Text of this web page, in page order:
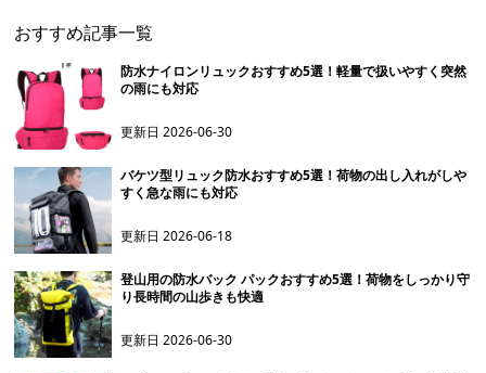
おすすめ記事一覧
防水ナイロンリュックおすすめ5選！軽量で扱いやすく突然
の雨にも対応
更新日2026-06-30
バケツ型リュック防水おすすめ5選！荷物の出し入れがしや
すく急な雨にも対応
更新日2026-06-18
登山用の防水バック パックおすすめ5選！荷物をしっかり守
り長時間の山歩きも快適
更新日2026-06-30